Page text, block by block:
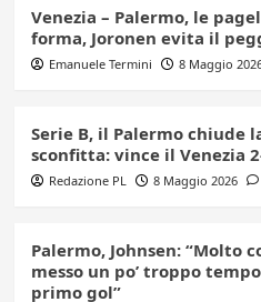
Venezia – Palermo, le
forma, Joronen evita il
Emanuele Termini 8 Maggio
Serie B, il Palermo chiude
sconfitta: vince il Venezia
Redazione PL 8 Maggio 2026
Palermo, Johnsen: “Molto
messo un po’ troppo
primo gol”